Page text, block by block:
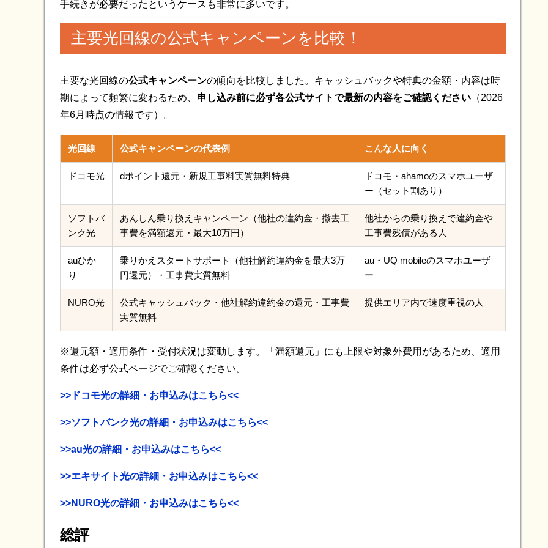
手続きが必要だったというケースも非常に多いです。
主要光回線の公式キャンペーンを比較！
主要な光回線の公式キャンペーンの傾向を比較しました。キャッシュバックや特典の金額・内容は時
期によって頻繁に変わるため、 申し込み前に必ず各公式サイトで最新の内容をご確認ください（2026
年6月時点の情報です）。
光回線 公式キャンペーンの代表例 こんな人に向く
ドコモ光 dポイント還元・新規工事料実質無料特典
ドコモ・ahamoのスマホユーザ
ー（セット割あり）
ソフトバ
ンク光
あんしん乗り換えキャンペーン（他社の違約金・撤去工
事費を満額還元・最大10万円）
他社からの乗り換えで違約金や
工事費残債がある人
auひか
り
乗りかえスタートサポート（他社解約違約金を最大3万
円還元）・工事費実質無料
au・UQ mobileのスマホユーザ
ー
NURO光
公式キャッシュバック・他社解約違約金の還元・工事費
実質無料
提供エリア内で速度重視の人
※還元額・適用条件・受付状況は変動します。「満額還元」にも上限や対象外費用があるため、適用
条件は必ず公式ページでご確認ください。
>>ドコモ光の詳細・お申込みはこちら<<
>>ソフトバンク光の詳細・お申込みはこちら<<
>>au光の詳細・お申込みはこちら<<
>>エキサイト光の詳細・お申込みはこちら<<
>>NURO光の詳細・お申込みはこちら<<
総評